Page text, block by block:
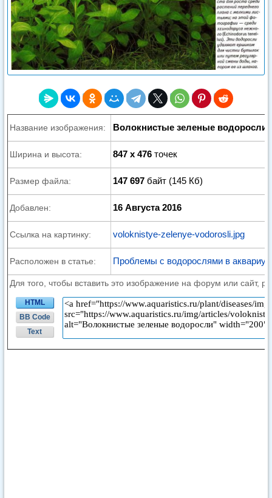
Название изображения: Волокнистые зеленые водоросли
Ширина и высота: 847 x 476 точек
Размер файла: 147 697 байт (145 Кб)
Добавлен: 16 Августа 2016
Ссылка на картинку: voloknistye-zelenye-vodorosli.jpg
Расположен в статье: Проблемы с водорослями в
Для того, чтобы вставить это изображение на форум или сайт,
HTML
BB Code
Text